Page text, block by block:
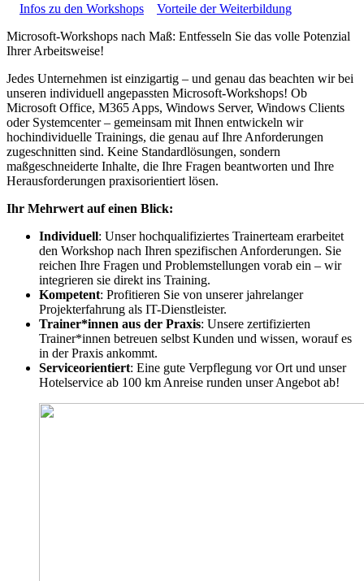
Infos zu den Workshops
Vorteile der Weiterbildung
Microsoft-Workshops nach Maß: Entfesseln Sie das volle Potenzial
Ihrer Arbeitsweise!
Jedes Unternehmen ist einzigartig – und genau das beachten wir bei
unseren individuell angepassten Microsoft-Workshops! Ob
Microsoft Office, M365 Apps, Windows Server, Windows Clients
oder Systemcenter – gemeinsam mit Ihnen entwickeln wir
hochindividuelle Trainings, die genau auf Ihre Anforderungen
zugeschnitten sind. Keine Standardlösungen, sondern
maßgeschneiderte Inhalte, die Ihre Fragen beantworten und Ihre
Herausforderungen praxisorientiert lösen.
Ihr Mehrwert auf einen Blick:
Individuell: Unser hochqualifiziertes Trainerteam erarbeitet
den Workshop nach Ihren spezifischen Anforderungen. Sie
reichen Ihre Fragen und Problemstellungen vorab ein – wir
integrieren sie direkt ins Training.
Kompetent: Profitieren Sie von unserer jahrelanger
Projekterfahrung als IT-Dienstleister.
Trainer*innen aus der Praxis: Unsere zertifizierten
Trainer*innen betreuen selbst Kunden und wissen, worauf es
in der Praxis ankommt.
Serviceorientiert: Eine gute Verpflegung vor Ort und unser
Hotelservice ab 100 km Anreise runden unser Angebot ab!